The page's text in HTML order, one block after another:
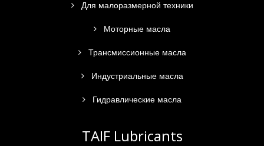
Для малоразмерной техники
Моторные масла
Трансмиссионные масла
Индустриальные масла
Гидравлические масла
TAIF Lubricants